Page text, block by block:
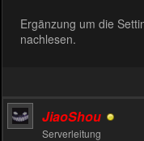
Ergänzung um die
nachlesen.
JiaoShou
Serverleitung